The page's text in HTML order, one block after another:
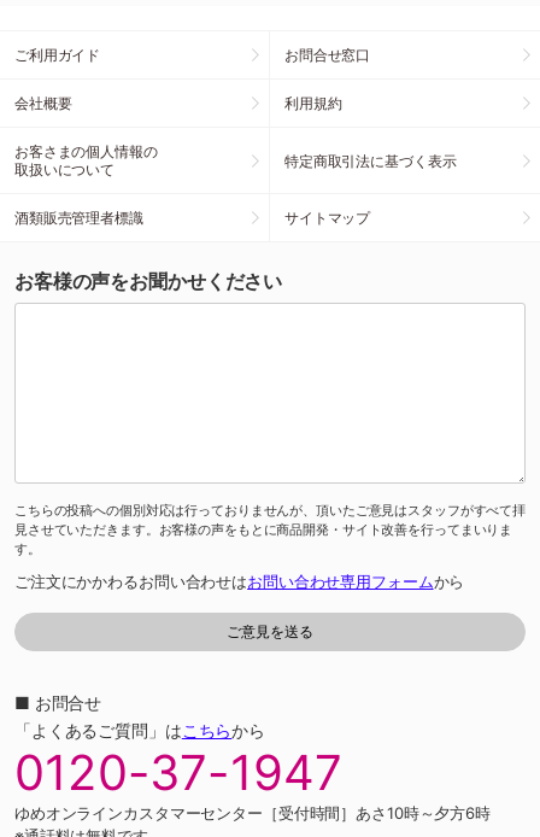
ご利用ガイド お問合せ窓口
会社概要 利用規約
お客さまの個人情報の
取扱いについて
特定商取引法に基づく表示
酒類販売管理者標識 サイトマップ
お客様の声をお聞かせください
こちらの投稿への個別対応は行っておりませんが、頂いたご意見はスタッフがすべて拝
見させていただきます。お客様の声をもとに商品開発・サイト改善を行ってまいりま
す。
ご注文にかかわるお問い合わせはお問い合わせ専用フォームから
■ お問合せ
「よくあるご質問」はこちらから
0120-37-1947
ゆめオンラインカスタマーセンター［受付時間］あさ10時～夕方6時